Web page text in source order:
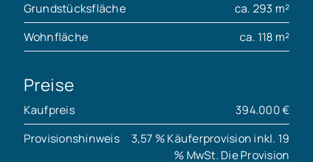
Grundstücksfläche
ca. 293 m²
Wohnfläche
ca. 118 m²
Preise
Kaufpreis
394.000 €
Provisionshinweis
3,57 % Käuferprovision inkl. 19
% MwSt. Die Provision